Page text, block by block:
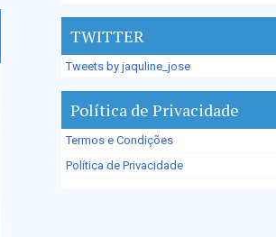
TWITTER
Tweets by jaquline_jose
Política de Privacidade
Termos e Condições
Política de Privacidade